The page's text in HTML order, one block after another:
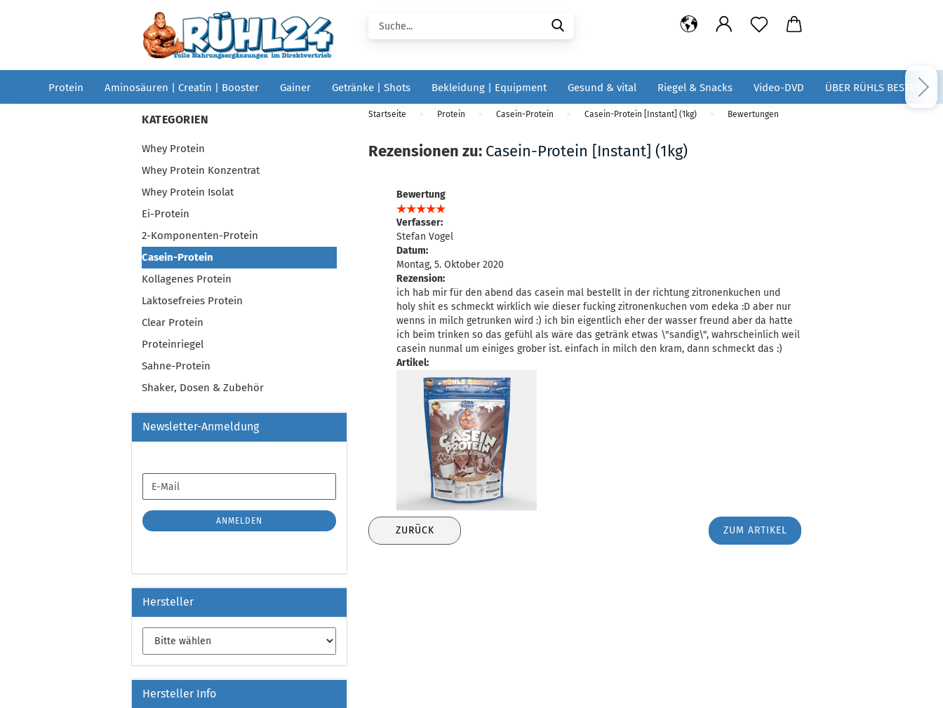
Protein Aminosäuren | Creatin | Booster Gainer Getränke | Shots Bekleidung | Equipment Gesund & vital Riegel & Snacks Video-DVD ÜBER RÜHLS BESTES
Startseite » Protein » Casein-Protein » Casein-Protein [Instant] (1kg) » Bewertungen
Rezensionen zu: Casein-Protein [Instant] (1kg)
Bewertung
Verfasser:
Stefan Vogel
Datum:
Montag, 5. Oktober 2020
Rezension:
ich hab mir für den abend das casein mal bestellt in der richtung zitronenkuchen und
holy shit es schmeckt wirklich wie dieser fucking zitronenkuchen vom edeka :D aber nur
wenns in milch getrunken wird :) ich bin eigentlich eher der wasser freund aber da hatte
ich beim trinken so das gefühl als wäre das getränk etwas \"sandig\", wahrscheinlich weil
casein nunmal um einiges grober ist. einfach in milch den kram, dann schmeckt das :)
Artikel:
ZURÜCK ZUM ARTIKEL
KATEGORIEN
Whey Protein
Whey Protein Konzentrat
Whey Protein Isolat
Ei-Protein
2-Komponenten-Protein
Casein-Protein
Kollagenes Protein
Laktosefreies Protein
Clear Protein
Proteinriegel
Sahne-Protein
Shaker, Dosen & Zubehör
Newsletter-Anmeldung
ZUR
ANMELDUNG
E-
Mail
ANMELDEN
Hersteller
Hersteller Info